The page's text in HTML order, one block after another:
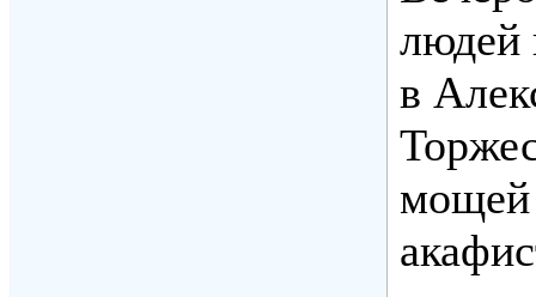
людей
в
мощей